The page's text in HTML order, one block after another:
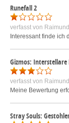
Runefall 2
verfasst von
Interessant finde ich
Gizmos: Interstellare
verfasst von
Meine Bewertung
Stray Souls: